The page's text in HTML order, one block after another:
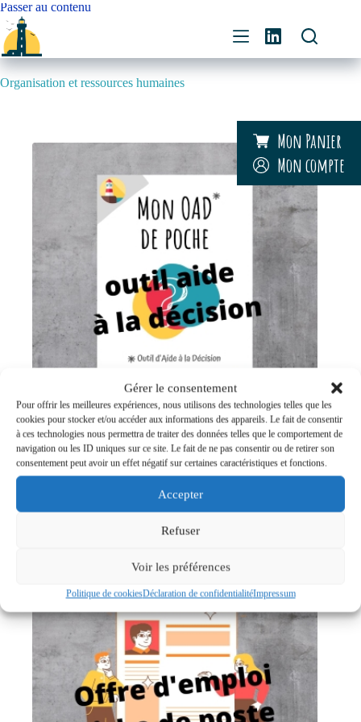
Gérer le consentement
Pour offrir les meilleures expériences, nous utilisons des technologies telles que les
cookies pour stocker et/ou accéder aux informations des appareils. Le fait de consentir
à ces technologies nous permettra de traiter des données telles que le comportement de
navigation ou les ID uniques sur ce site. Le fait de ne pas consentir ou de retirer son
consentement peut avoir un effet négatif sur certaines caractéristiques et fonctions.
Accepter
Refuser
Voir les préférences
Politique de cookiesDéclaration de confidentialitéImpressum
Mon Panier
Mon compte
Passer au contenu
Organisation et ressources humaines
Outil d’aide à la décision
0,00€
Ajouter au panier